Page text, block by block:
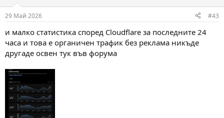
29 Май 2026 #43
и малко статистика според Cloudflare за последните 24
часа и това е органичен трафик без реклама никъде
другаде освен тук във форума